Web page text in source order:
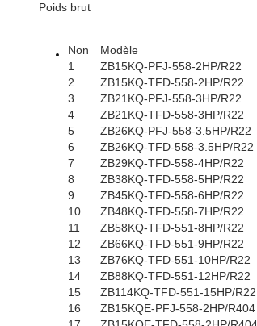
Poids brut
Non Modèle
1
ZB15KQ-PFJ-558-2HP/R22
2
ZB15KQ-TFD-558-2HP/R22
3
ZB21KQ-PFJ-558-3HP/R22
4
ZB21KQ-TFD-558-3HP/R22
5
ZB26KQ-PFJ-558-3.5HP/R22
6
ZB26KQ-TFD-558-3.5HP/R22
7
ZB29KQ-TFD-558-4HP/R22
8
ZB38KQ-TFD-558-5HP/R22
9
ZB45KQ-TFD-558-6HP/R22
10
ZB48KQ-TFD-558-7HP/R22
11
ZB58KQ-TFD-551-8HP/R22
12
ZB66KQ-TFD-551-9HP/R22
13
ZB76KQ-TFD-551-10HP/R22
14
ZB88KQ-TFD-551-12HP/R22
15
ZB114KQ-TFD-551-15HP/R22
16
ZB15KQE-PFJ-558-2HP/R404